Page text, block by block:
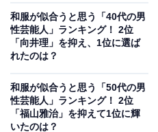
和服が似合うと思う「40代の男
性芸能人」ランキング！ 2位
「向井理」を抑え、1位に選ば
れたのは？
和服が似合うと思う「50代の男
性芸能人」ランキング！ 2位
「福山雅治」を抑えて1位に輝
いたのは？